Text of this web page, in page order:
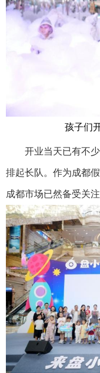
孩子们
开业当天已有不少
排起长队。作为成都
成都市场已然备受关注